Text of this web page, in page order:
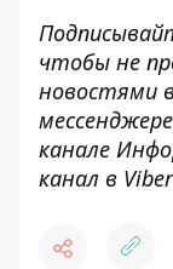
чтобы не
новостями
канале
канал в